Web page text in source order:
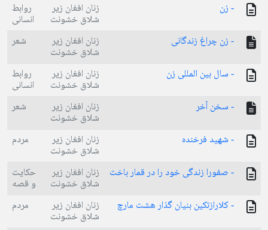
- زن
زنان افغان زير
شلاق خشونت
روابط
انسانی
- زن چراغ زندگانى
زنان افغان زير
شلاق خشونت
شعر
- سال بين المللى زن زنان افغان زير
شلاق خشونت
روابط
انسانی
- سخن آخر
زنان افغان زير
شلاق خشونت
شعر
- شهيد فرخنده زنان افغان زير
شلاق خشونت
مردم
- صفورا زندگى خود را در قمار باخت زنان افغان زير
شلاق خشونت
حکایت
و قصه
- كلارازتكين بنيان گذار هشت مارچ
زنان افغان زير
شلاق خشونت
مردم